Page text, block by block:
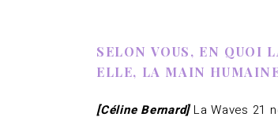
SELON VOUS, EN QUOI
ELLE, LA MAIN
[Céline Bernard] La Waves 21